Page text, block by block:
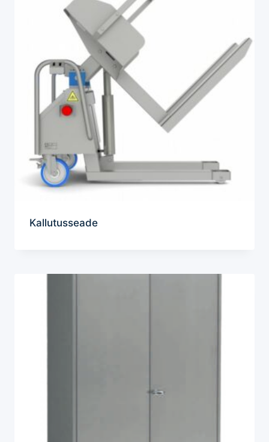
Kallutusseade